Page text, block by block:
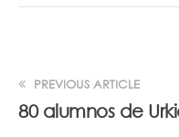
PREVIOUS ARTICLE
80 alumnos de